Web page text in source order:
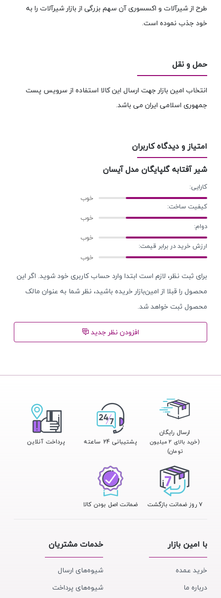
طرح از شیرآلات و اکسسوری آن سهم بزرگی از بازار شیرآلات را به
خود جذب نموده است.
حمل و نقل
انتخاب امین بازار جهت ارسال این کالا استفاده از سرویس پست
جمهوری اسلامی ایران می باشد.
امتیاز و دیدگاه کاربران
شیر آفتابه گلپایگان مدل آیسان
کارایی:
کیفیت ساخت:
دوام:
ارزش خرید در برابر قیمت:
برای ثبت نظر، لازم است ابتدا وارد حساب کاربری خود شوید. اگر این
محصول را قبلا از امین‌بازار خریده باشید، نظر شما به عنوان مالک
محصول ثبت خواهد شد.
افزودن نظر جدید
ارسال رایگان
(خرید بالای ۲ میلیون
تومان)
پشتیبانی 24 ساعته پرداخت آنلاین
۷ روز ضمانت بازگشت ضمانت اصل بودن کالا
با امین بازار
خرید عمده
درباره ما
خدمات مشتریان
شیوه‌های ارسال
شیوه‌های پرداخت